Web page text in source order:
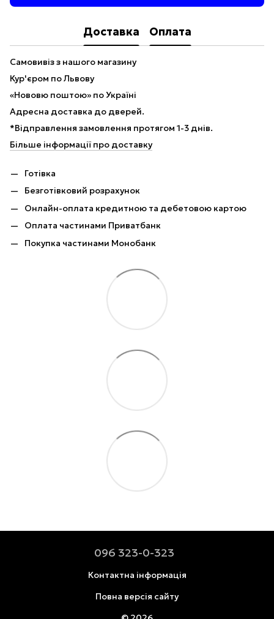
Доставка Оплата
Самовивіз з нашого магазину
Кур'єром по Львову
«Нововю поштою» по Україні
Адресна доставка до дверей.
*Відправлення замовлення протягом 1-3 днів.
Більше інформації про доставку
Готівка
Безготівковий розрахунок
Онлайн-оплата кредитною та дебетовою картою
Оплата частинами Приватбанк
Покупка частинами Монобанк
096 323-0-323
Контактна інформація
Повна версія сайту